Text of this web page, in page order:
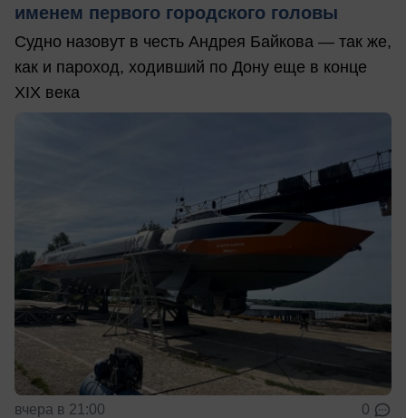
именем первого городского головы
Судно назовут в честь Андрея Байкова — так же,
как и пароход, ходивший по Дону еще в конце
XIX века
вчера в 21:00 0